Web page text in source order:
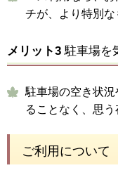
チが、より特別な
メリット3 駐車場を
駐車場の空き状
ることなく、思
ご利用について